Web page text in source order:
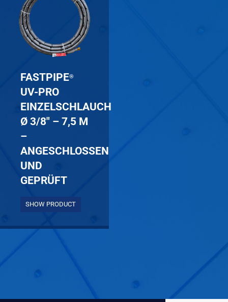
FASTPIPE®
UV-PRO
EINZELSCHLAUCH
Ø 3/8″ – 7,5 M
–
ANGESCHLOSSEN
UND
GEPRÜFT
SHOW PRODUCT